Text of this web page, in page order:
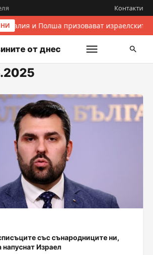
Контакти
Италия и Полша призовават израелските
от днес
със сънародниците ни,
напуснат Израел